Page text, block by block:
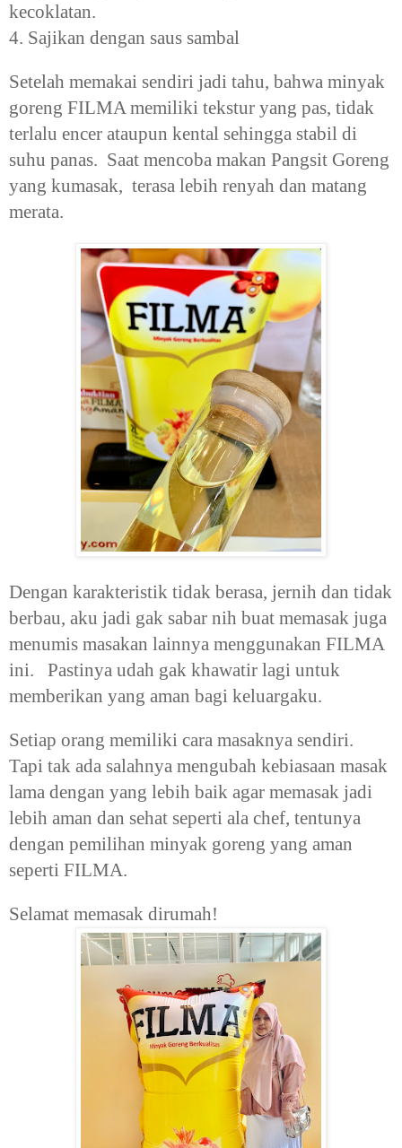
kecoklatan.
4. Sajikan dengan saus sambal
Setelah memakai sendiri jadi tahu, bahwa minyak
goreng FILMA memiliki tekstur yang pas, tidak
terlalu encer ataupun kental sehingga stabil di
suhu panas. Saat mencoba makan Pangsit Goreng
yang kumasak, terasa lebih renyah dan matang
merata.
Dengan karakteristik tidak berasa, jernih dan tidak
berbau, aku jadi gak sabar nih buat memasak juga
menumis masakan lainnya menggunakan FILMA
ini. Pastinya udah gak khawatir lagi untuk
memberikan yang aman bagi keluargaku.
Setiap orang memiliki cara masaknya sendiri.
Tapi tak ada salahnya mengubah kebiasaan masak
lama dengan yang lebih baik agar memasak jadi
lebih aman dan sehat seperti ala chef, tentunya
dengan pemilihan minyak goreng yang aman
seperti FILMA.
Selamat memasak dirumah!